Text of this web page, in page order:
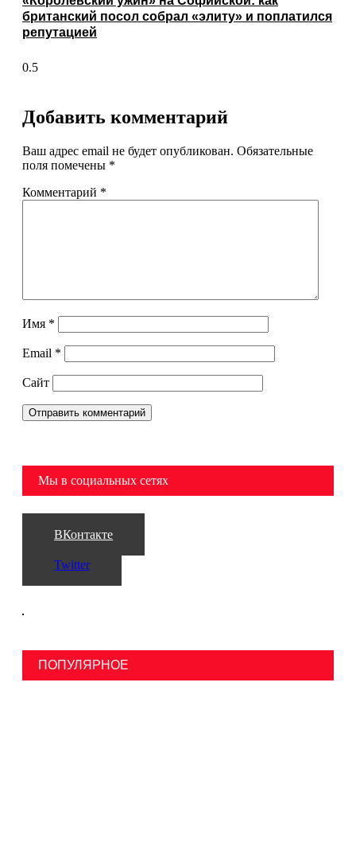
британский посол собрал «элиту» и поплатился
репутацией
Добавить комментарий
Ваш адрес email не будет опубликован. Обязательные
поля помечены *
Комментарий *
Имя *
Email *
Сайт
Мы в социальных сетях
ВКонтакте
Twitter
ПОПУЛЯРНОЕ